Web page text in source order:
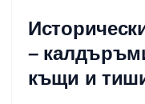
–
къщи и